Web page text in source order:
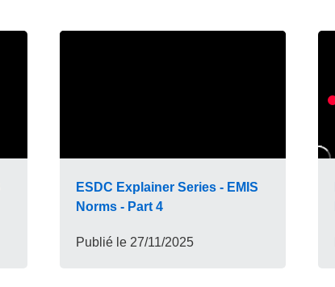
ESDC Explainer Series - EMIS
Norms - Part 4
Publié le 27/11/2025